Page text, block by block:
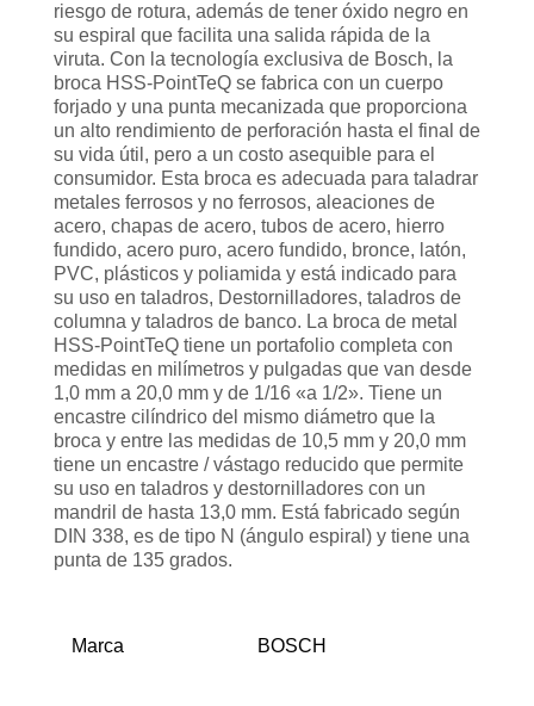
riesgo de rotura, además de tener óxido negro en
su espiral que facilita una salida rápida de la
viruta. Con la tecnología exclusiva de Bosch, la
broca HSS-PointTeQ se fabrica con un cuerpo
forjado y una punta mecanizada que proporciona
un alto rendimiento de perforación hasta el final de
su vida útil, pero a un costo asequible para el
consumidor. Esta broca es adecuada para taladrar
metales ferrosos y no ferrosos, aleaciones de
acero, chapas de acero, tubos de acero, hierro
fundido, acero puro, acero fundido, bronce, latón,
PVC, plásticos y poliamida y está indicado para
su uso en taladros, Destornilladores, taladros de
columna y taladros de banco. La broca de metal
HSS-PointTeQ tiene un portafolio completa con
medidas en milímetros y pulgadas que van desde
1,0 mm a 20,0 mm y de 1/16 «a 1/2». Tiene un
encastre cilíndrico del mismo diámetro que la
broca y entre las medidas de 10,5 mm y 20,0 mm
tiene un encastre / vástago reducido que permite
su uso en taladros y destornilladores con un
mandril de hasta 13,0 mm. Está fabricado según
DIN 338, es de tipo N (ángulo espiral) y tiene una
punta de 135 grados.
Marca BOSCH